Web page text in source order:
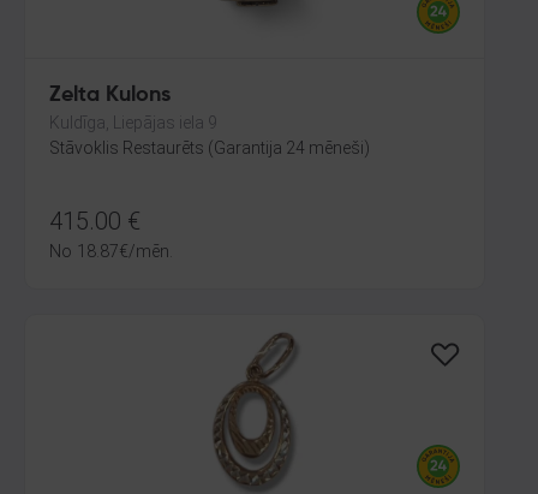
Zelta Kulons
Kuldīga, Liepājas iela 9
Stāvoklis Restaurēts (Garantija 24 mēneši)
415.00 €
No 18.87€/mēn.